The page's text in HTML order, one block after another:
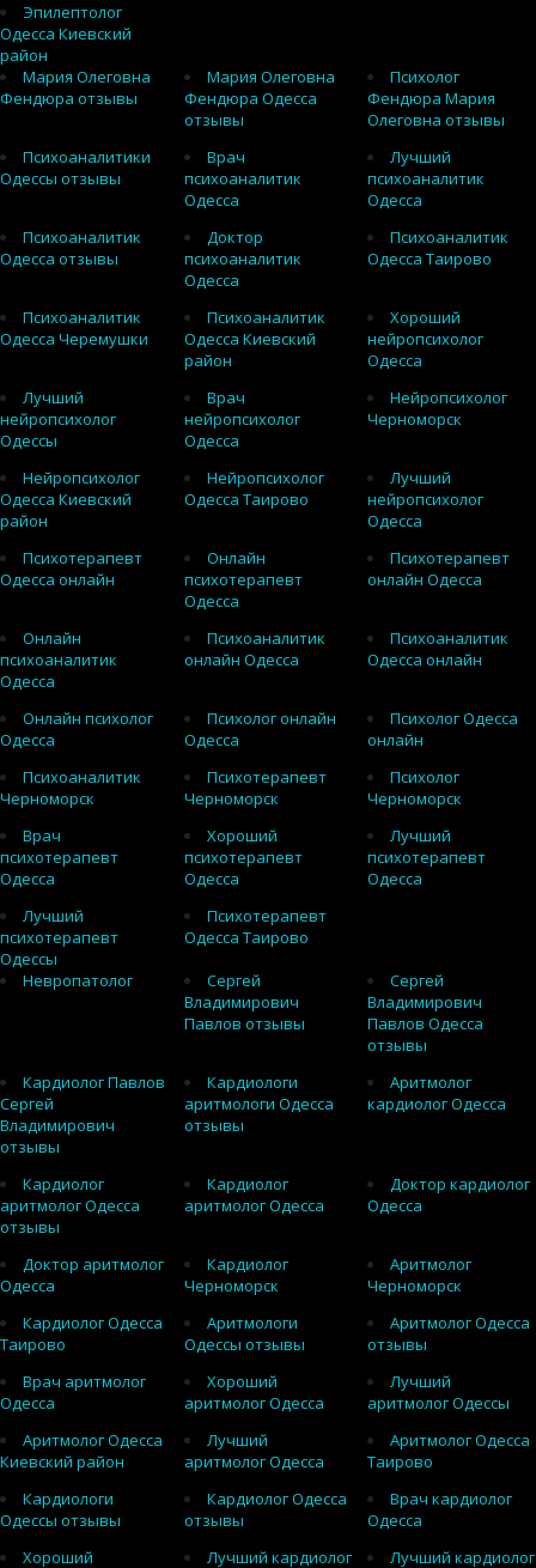
Эпилептолог
Одесса Киевский
район
Мария Олеговна
Фендюра отзывы
Мария Олеговна
Фендюра Одесса
отзывы
Психолог
Фендюра Мария
Олеговна отзывы
Психоаналитики
Одессы отзывы
Врач
психоаналитик
Одесса
Лучший
психоаналитик
Одесса
Психоаналитик
Одесса отзывы
Доктор
психоаналитик
Одесса
Психоаналитик
Одесса Таирово
Психоаналитик
Одесса Черемушки
Психоаналитик
Одесса Киевский
район
Хороший
нейропсихолог
Одесса
Лучший
нейропсихолог
Одессы
Врач
нейропсихолог
Одесса
Нейропсихолог
Черноморск
Нейропсихолог
Одесса Киевский
район
Нейропсихолог
Одесса Таирово
Лучший
нейропсихолог
Одесса
Психотерапевт
Одесса онлайн
Онлайн
психотерапевт
Одесса
Психотерапевт
онлайн Одесса
Онлайн
психоаналитик
Одесса
Психоаналитик
онлайн Одесса
Психоаналитик
Одесса онлайн
Онлайн психолог
Одесса
Психолог онлайн
Одесса
Психолог Одесса
онлайн
Психоаналитик
Черноморск
Психотерапевт
Черноморск
Психолог
Черноморск
Врач
психотерапевт
Одесса
Хороший
психотерапевт
Одесса
Лучший
психотерапевт
Одесса
Лучший
психотерапевт
Одессы
Психотерапевт
Одесса Таирово
Невропатолог
Сергей
Владимирович
Павлов отзывы
Сергей
Владимирович
Павлов Одесса
отзывы
Кардиолог Павлов
Сергей
Владимирович
отзывы
Кардиологи
аритмологи Одесса
отзывы
Аритмолог
кардиолог Одесса
Кардиолог
аритмолог Одесса
отзывы
Кардиолог
аритмолог Одесса
Доктор кардиолог
Одесса
Доктор аритмолог
Одесса
Кардиолог
Черноморск
Аритмолог
Черноморск
Кардиолог Одесса
Таирово
Аритмологи
Одессы отзывы
Аритмолог Одесса
отзывы
Врач аритмолог
Одесса
Хороший
аритмолог Одесса
Лучший
аритмолог Одессы
Аритмолог Одесса
Киевский район
Лучший
аритмолог Одесса
Аритмолог Одесса
Таирово
Кардиологи
Одессы отзывы
Кардиолог Одесса
отзывы
Врач кардиолог
Одесса
Хороший
Лучший кардиолог Лучший кардиолог